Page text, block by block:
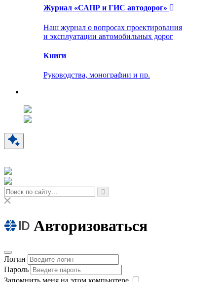
Журнал «САПР и ГИС автодорог»
Наш журнал о вопросах проектирования
и эксплуатации автомобильных дорог
Книги
Руководства, монографии и пр.
Авторизоваться
Логин
Пароль